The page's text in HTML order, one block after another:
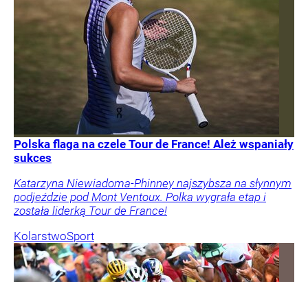
Polska flaga na czele Tour de France! Ależ wspaniały
sukces
Katarzyna Niewiadoma-Phinney najszybsza na słynnym
podjeździe pod Mont Ventoux. Polka wygrała etap i
została liderką Tour de France!
KolarstwoSport